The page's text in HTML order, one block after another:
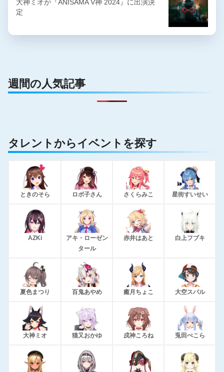
大神ミオが『ANISAMA V神 2024』に出演決
定
週間の人気記事
タレントからイベントを探す
ときのそら ロボ子さん さくらみこ 星街すいせい
AZKi
アキ・ローゼン
タール
赤井はあと 白上フブキ
夏色まつり 百鬼あやめ 癒月ちょこ 大空スバル
大神ミオ 猫又おかゆ 戌神ころね 兎田ぺこら